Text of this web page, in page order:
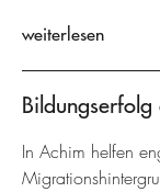
weiterlesen
In Achim helfen